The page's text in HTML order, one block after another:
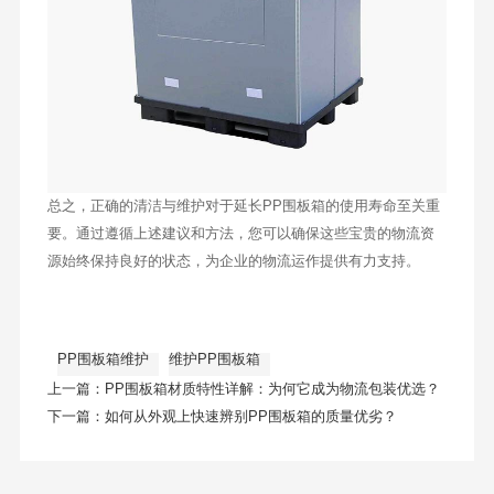
总之，正确的清洁与维护对于延长PP围板箱的使用寿命至关重
要。通过遵循上述建议和方法，您可以确保这些宝贵的物流资
源始终保持良好的状态，为企业的物流运作提供有力支持。
PP围板箱维护
维护PP围板箱
上一篇： PP围板箱材质特性详解：为何它成为物流包装优选？
下一篇： 如何从外观上快速辨别PP围板箱的质量优劣？